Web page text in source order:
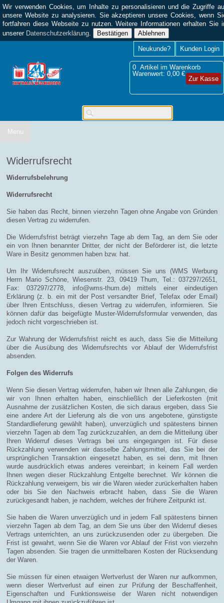
Wir verwenden Cookies, um Inhalte zu personalisieren und die Zugriffe
unsere Website zu analysieren. Sie akzeptieren unsere Cookies, wenn
fortfahren diese Webseite zu nutzen. Weitere Informationen erhalten Sie
unserer Datenschutzerklärung. Bestätigen Ablehnen
Kunden Login
Neukunde?
0 Artikel im Warenkorb
Warenwert: 0,00 €
Zur Kasse
Menu
Widerrufsrecht
Widerrufsbelehrung
Widerrufsrecht
Sie haben das Recht, binnen vierzehn Tagen ohne Angabe von Gründen
diesen Vertrag zu widerrufen.
Die Widerrufsfrist beträgt vierzehn Tage ab dem Tag, an dem Sie oder
ein von Ihnen benannter Dritter, der nicht der Beförderer ist, die letzte
Ware in Besitz genommen haben bzw. hat.
Um Ihr Widerrufsrecht auszuüben, müssen Sie uns (WMS Werbung
Herrn Mario Schöne, Wiesenstr. 23, 09419 Thum, Tel.: 037297/2651,
Fax: 037297/2778, info@wms-thum.de) mittels einer eindeutigen
Erklärung (z. b. ein mit der Post versandter Brief, Telefax oder Email)
über Ihren Entschluss, diesen Vertrag zu widerrufen, informieren. Sie
können dafür das beigefügte Muster-Widerrufsformular verwenden, das
jedoch nicht vorgeschrieben ist.
Zur Wahrung der Widerrufsfrist reicht es auch, dass Sie die Mitteilung
über die Ausübung des Widerrufsrechts vor Ablauf der Widerrufsfrist
absenden.
Folgen des Widerrufs
Wenn Sie diesen Vertrag widerrufen, haben wir Ihnen alle Zahlungen, die
wir von Ihnen erhalten haben, einschließlich der Lieferkosten (mit
Ausnahme der zusätzlichen Kosten, die sich daraus ergeben, dass Sie
eine andere Art der Lieferung als die von uns angebotene, günstigste
Standardlieferung gewählt haben), unverzüglich und spätestens binnen
vierzehn Tagen ab dem Tag zurückzuzahlen, an dem die Mitteilung über
Ihren Widerruf dieses Vertrags bei uns eingegangen ist. Für diese
Rückzahlung verwenden wir dasselbe Zahlungsmittel, das Sie bei der
ursprünglichen Transaktion eingesetzt haben, es sei denn, mit Ihnen
wurde ausdrücklich etwas anderes vereinbart; in keinem Fall werden
Ihnen wegen dieser Rückzahlung Entgelte berechnet. Wir können die
Rückzahlung verweigern, bis wir die Waren wieder zurückerhalten haben
oder bis Sie den Nachweis erbracht haben, dass Sie die Waren
zurückgesandt haben, je nachdem, welches der frühere Zeitpunkt ist.
Sie haben die Waren unverzüglich und in jedem Fall spätestens binnen
vierzehn Tagen ab dem Tag, an dem Sie uns über den Widerruf dieses
Vertrags unterrichten, an uns zurückzusenden oder zu übergeben. Die
Frist ist gewahrt, wenn Sie die Waren vor Ablauf der Frist von vierzehn
Tagen absenden. Sie tragen die unmittelbaren Kosten der Rücksendung
der Waren.
Sie müssen für einen etwaigen Wertverlust der Waren nur aufkommen,
wenn dieser Wertverlust auf einen zur Prüfung der Beschaffenheit,
Eigenschaften und Funktionsweise der Waren nicht notwendigen